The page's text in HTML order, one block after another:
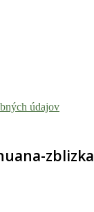
údajov
zblizka